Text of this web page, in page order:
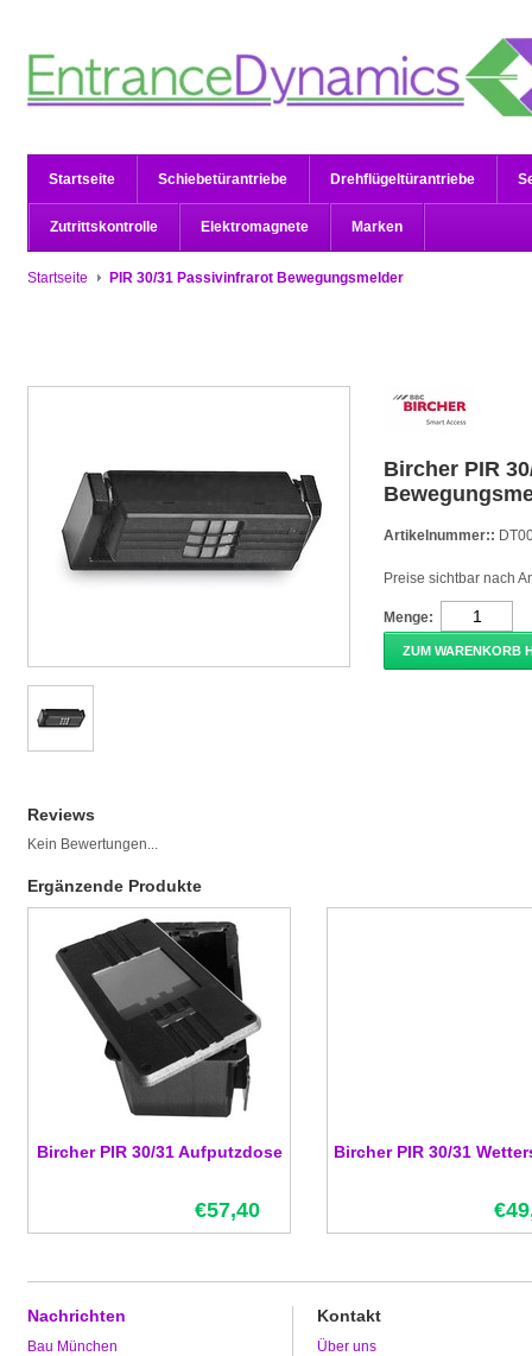
Startseite Schiebetürantriebe Drehflügeltürantriebe
Zutrittskontrolle Elektromagnete Marken
Startseite PIR 30/31 Passivinfrarot Bewegungsmelder
Bircher PIR
Artikelnummer::
Preise sichtbar nach
Menge:
ZUM WARENKORB
Reviews
Kein Bewertungen...
Ergänzende Produkte
Bircher PIR 30/31 Aufputzdose
€57,40
Bircher PIR 30/31
Nachrichten
Bau München
Kontakt
Über uns